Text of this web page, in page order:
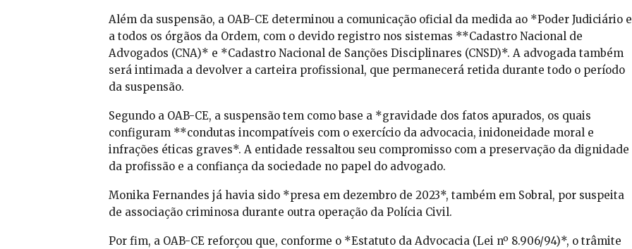
Além da suspensão, a OAB-CE determinou a comunicação oficial da medida ao *Poder Judiciário e
a todos os órgãos da Ordem, com o devido registro nos sistemas **Cadastro Nacional de
Advogados (CNA)* e *Cadastro Nacional de Sanções Disciplinares (CNSD)*. A advogada também
será intimada a devolver a carteira profissional, que permanecerá retida durante todo o período
da suspensão.
Segundo a OAB-CE, a suspensão tem como base a *gravidade dos fatos apurados, os quais
configuram **condutas incompatíveis com o exercício da advocacia, inidoneidade moral e
infrações éticas graves*. A entidade ressaltou seu compromisso com a preservação da dignidade
da profissão e a confiança da sociedade no papel do advogado.
Monika Fernandes já havia sido *presa em dezembro de 2023*, também em Sobral, por suspeita
de associação criminosa durante outra operação da Polícia Civil.
Por fim, a OAB-CE reforçou que, conforme o *Estatuto da Advocacia (Lei nº 8.906/94)*, o trâmite